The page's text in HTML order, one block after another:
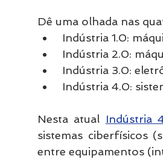
Dê uma olhada nas
Indústria 1.0:
Indústria 2.0:
Indústria 3.0:
Indústria 4.0:
Nesta atual Indústria
sistemas ciberfísicos
entre equipamentos